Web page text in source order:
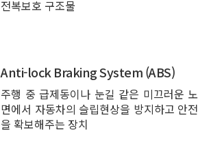
전복보호 구조물
Anti-lock Braking System (ABS)
주행 중 급제동이나 눈길 같은 미끄러운 노
면에서 자동차의 슬립현상을 방지하고 안전
을 확보해주는 장치